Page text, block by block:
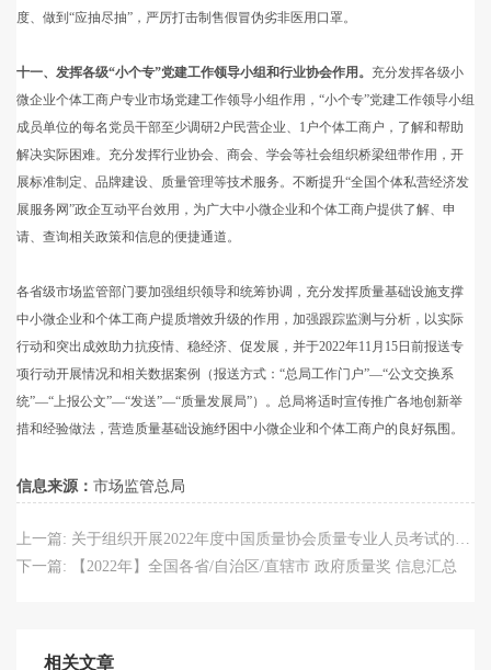
度、做到“应抽尽抽”，严厉打击制售假冒伪劣非医用口罩。
十一、发挥各级“小个专”党建工作领导小组和行业协会作用。 充分发挥各级小
微企业个体工商户专业市场党建工作领导小组作用，“小个专”党建工作领导小组
成员单位的每名党员干部至少调研2户民营企业、1户个体工商户，了解和帮助
解决实际困难。充分发挥行业协会、商会、学会等社会组织桥梁纽带作用，开
展标准制定、品牌建设、质量管理等技术服务。不断提升“全国个体私营经济发
展服务网”政企互动平台效用，为广大中小微企业和个体工商户提供了解、申
请、查询相关政策和信息的便捷通道。
各省级市场监管部门要加强组织领导和统筹协调，充分发挥质量基础设施支撑
中小微企业和个体工商户提质增效升级的作用，加强跟踪监测与分析，以实际
行动和突出成效助力抗疫情、稳经济、促发展，并于2022年11月15日前报送专
项行动开展情况和相关数据案例（报送方式：“总局工作门户”—“公文交换系
统”—“上报公文”—“发送”—“质量发展局”）。总局将适时宣传推广各地创新举
措和经验做法，营造质量基础设施纾困中小微企业和个体工商户的良好氛围。
信息来源： 市场监管总局
上一篇: 关于组织开展2022年度中国质量协会质量专业人员考试的通知
下一篇:
【2022年】全国各省/自治区/直辖市 政府质量奖 信息汇总
相关文章